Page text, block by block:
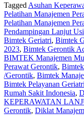
Tagged Asuhan
Pelatihan Manajemen
Pelatihan Manajemen
Pendampingan Lanjut
Bimtek Geriatri, Bimtek
2023, Bimtek Gerontik
BIMTEK Manajemen
Perawat Gerontik,
/Gerontik, Bimtek
Bimtek Pelayanan Geriatri
Rumah Sakit Indonesia,
KEPERAWATAN
Gerontik, Diklat